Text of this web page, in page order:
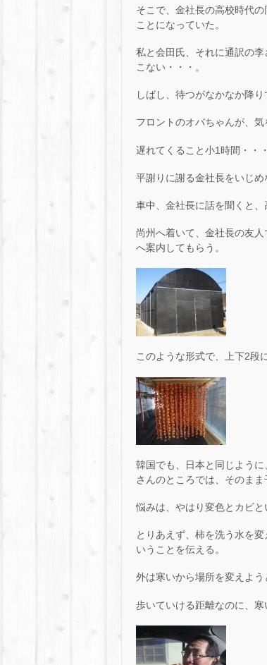
そこで、金社長の高校時代
ことになっていた。
私と会田氏、それに通訳の
こない・・・。
しばし、待つがなかなか降り
フロントのオバちゃんが、
遅れてくること小1時間・・
平謝りに謝る金社長をいじめ
車中、金社長に話を聞くと、
尚州へ着いて、金社長の友
へ案内してもらう。
このような形式で、上下2段
韓国でも、日本と同じよう
さんのところでは、そのまま
悩みは、やはり変色とカビと
とりあえず、柿を洗う水を
いうことを伝える。
外は寒いから場所を変えよう
歩いていける距離なのに、